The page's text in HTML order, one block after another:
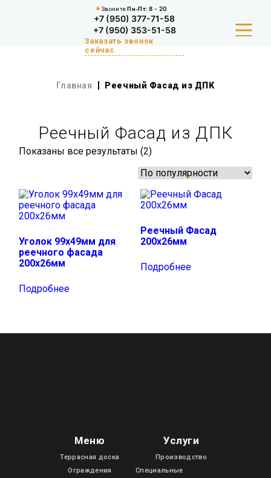
ЗвонитеПн-Пт:8 - 20
+7 (950) 377-71-58
+7 (950) 353-51-58
Заказать звонок
сейчас
КАТАЛОГ
ПРОИЗВОДСТВО
КОНТАКТЫ
Главная Реечный Фасад из ДПК
Реечный Фасад из ДПК
Показаны все результаты (2)Сортировка:
популярности
Уголок 99х49мм для
реечного фасада
200х26мм
Подробнее
Реечный Фасад
200х26мм
Подробнее
Меню
Террасная доска
Ограждения
Услуги
Производство
Специальные